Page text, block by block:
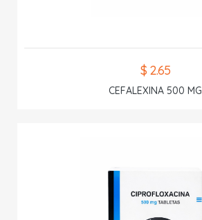
$ 2.65
CEFALEXINA 500 MG